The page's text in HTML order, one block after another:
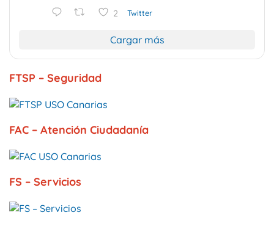
2 Twitter
Cargar más
FTSP – Seguridad
FAC – Atención Ciudadanía
FS – Servicios